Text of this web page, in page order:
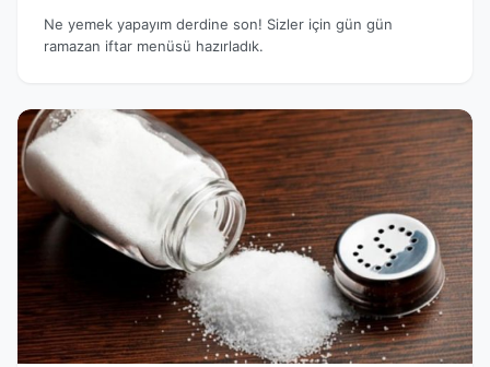
Ne yemek yapayım derdine son! Sizler için gün gün
ramazan iftar menüsü hazırladık.